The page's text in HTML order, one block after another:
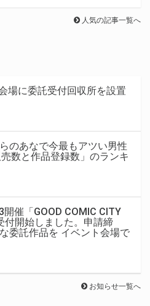
人気の記事一覧へ
場に委託受付回収所を設置
のあなで今最もアツい男性
数と作品登録数」のランキ
催「GOOD COMIC CITY
付開始しました。申請締
委託作品を イベント会場で
お知らせ一覧へ